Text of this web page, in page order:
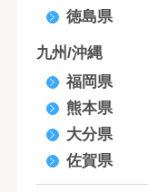
徳島県
九州/沖縄
福岡県
熊本県
大分県
佐賀県